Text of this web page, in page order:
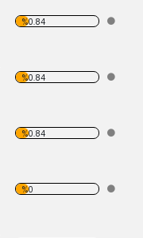
%0.84
%0.84
%0.84
%0